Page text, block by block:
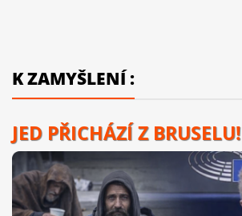
K ZAMYŠLENÍ :
JED PŘICHÁZÍ Z BRUSELU!